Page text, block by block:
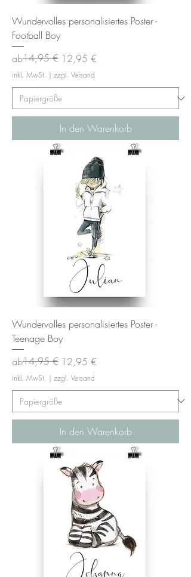
Wundervolles personalisiertes Poster -
Football Boy
ab
Standardpreis
14,95 € 12,95 €
Sale-Preis
inkl. MwSt. | zzgl. Versand
In den Warenkorb
Wundervolles personalisiertes Poster -
Teenage Boy
ab
Standardpreis
14,95 € 12,95 €
Sale-Preis
inkl. MwSt. | zzgl. Versand
In den Warenkorb